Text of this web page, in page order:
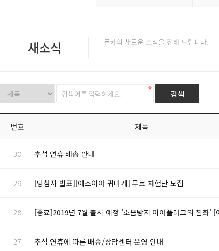
새소식 듀카의 새로운 소식을 전해 드립니다.
번호 제목
30 추석 연휴 배송 안내
29 [당첨자 발표][예스이어 귀마개] 무료 체험단 모집
28 [종료]2019년 7월 출시 예정 '소음방지 이어플러그의 진화'
27 추석 연휴에 따른 배송/상담센터 운영 안내